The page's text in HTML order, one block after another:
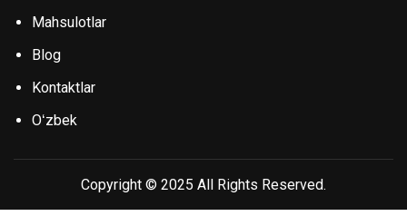
Mahsulotlar
Blog
Kontaktlar
Oʻzbek
Copyright © 2025 All Rights Reserved.